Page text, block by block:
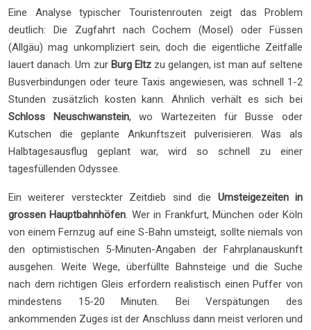
Eine Analyse typischer Touristenrouten zeigt das Problem
deutlich: Die Zugfahrt nach Cochem (Mosel) oder Füssen
(Allgäu) mag unkompliziert sein, doch die eigentliche Zeitfalle
lauert danach. Um zur Burg Eltzzu gelangen, ist man auf seltene
Busverbindungen oder teure Taxis angewiesen, was schnell 1-2
Stunden zusätzlich kosten kann. Ähnlich verhält es sich bei
Schloss Neuschwanstein, wo Wartezeiten für Busse oder
Kutschen die geplante Ankunftszeit pulverisieren. Was als
Halbtagesausflug geplant war, wird so schnell zu einer
tagesfüllenden Odyssee.
Ein weiterer versteckter Zeitdieb sind die Umsteigezeiten in
grossen Hauptbahnhöfen. Wer in Frankfurt, München oder Köln
von einem Fernzug auf eine S-Bahn umsteigt, sollte niemals von
den optimistischen 5-Minuten-Angaben der Fahrplanauskunft
ausgehen. Weite Wege, überfüllte Bahnsteige und die Suche
nach dem richtigen Gleis erfordern realistisch einen Puffer von
mindestens 15-20 Minuten. Bei Verspätungen des
ankommenden Zuges ist der Anschluss dann meist verloren und